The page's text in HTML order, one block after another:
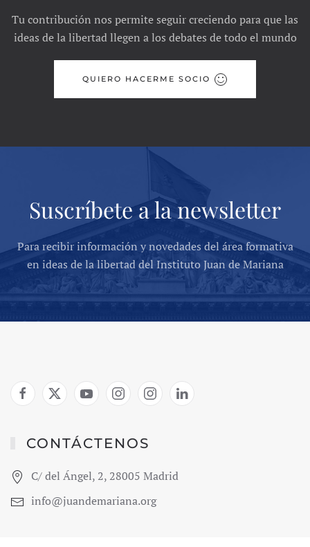
Tu contribución nos permite seguir creciendo para que las
ideas de la libertad llegen a los debates de todo el mundo
QUIERO HACERME SOCIO
Suscríbete a la newsletter
Para recibir información y novedades del área formativa
en ideas de la libertad del Instituto Juan de Mariana
CONTÁCTENOS
C/ del Ángel, 2, 28005 Madrid
info@juandemariana.org